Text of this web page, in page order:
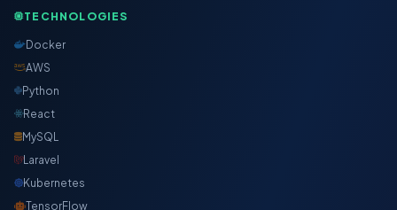
TECHNOLOGIES
Docker
AWS
Python
React
MySQL
Laravel
Kubernetes
TensorFlow